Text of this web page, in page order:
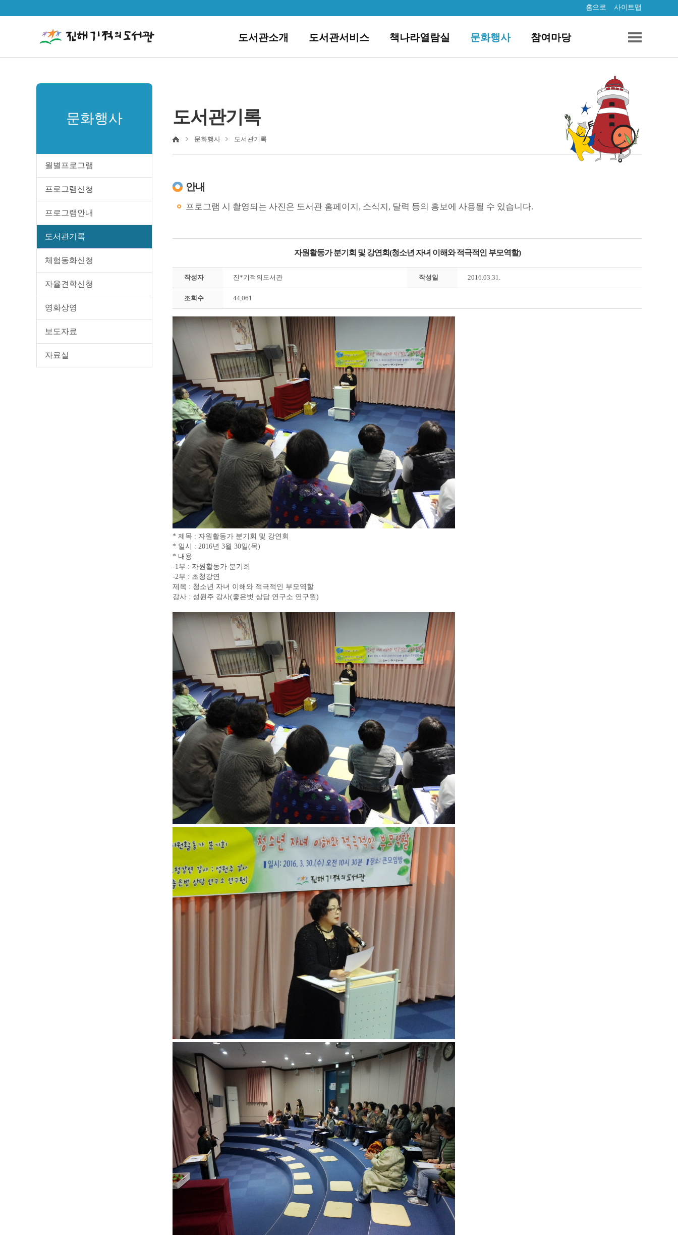
홈으로 사이트맵
도서관소개 도서관서비스 책나라열람실 문화행사 참여마당
전자도서관
문화행사
월별프로그램
프로그램신청
프로그램안내
도서관기록
체험동화신청
자율견학신청
영화상영
보도자료
자료실
도서관기록
문화행사 도서관기록
안내
프로그램 시 촬영되는 사진은 도서관 홈페이지, 소식지, 달력 등의 홍보에 사용될 수 있습니다.
자원활동가 분기회 및 강연회(청소년 자녀 이해와 적극적인 부모역할)
작성자 진*기적의도서관 작성일 2016.03.31.
조회수 44,061
* 제목 : 자원활동가 분기회 및 강연회
* 일시 : 2016년 3월 30일(목)
* 내용
-1부 : 자원활동가 분기회
-2부 : 초청강연
제목 : 청소년 자녀 이해와 적극적인 부모역할
강사 : 성원주 강사(좋은벗 상담 연구소 연구원)